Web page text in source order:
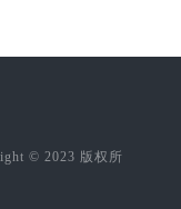
© 2023 版权所